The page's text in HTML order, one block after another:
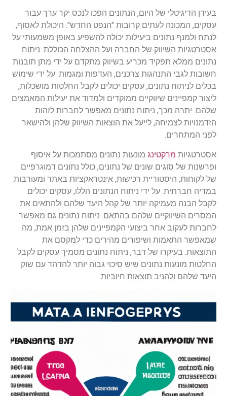
בעידן הדיגיטלי של היום, הנתונים הפכו לנכס יקר ערך עבור
עסקים, המכונה לעתים קרובות "הנפט החדש". היכולת לאסוף,
לנתח ולמנף נתונים ביעילות יכולה להשפיע באופן משמעותי על
אסטרטגיות השיווק של החברה ועל ההצלחה הכוללת. ניתוח
נתונים ממלא תפקיד מכריע בשיווק מתקדם על ידי מתן תובנות
חשובות לגבי התנהגות צרכנים, העדפות ומגמות. על ידי שימוש
בכלים לניתוח נתונים, עסקים יכולים לקבל החלטות מושכלות,
ליצור קמפיינים שיווקיים ממוקדים ולמדוד את יעילות המאמצים
שלהם. יתרה מכך, ניתוח נתונים מאפשר לחברות לזהות
הזדמנויות לצמיחה, לייעל את הוצאות השיווק שלהן ולהישאר
לפני המתחרים.
אסטרטגיות מרקטינג מונעות נתונים מסתמכות על איסוף
ופרשנות של סוגים שונים של נתונים, כולל נתונים דמוגרפיים
של לקוחות, היסטוריית רכישות, אינטראקציות באתר ומעורבות
במדיה חברתית. על ידי ניתוח הנתונים הללו, עסקים יכולים
לקבל הבנה מעמיקה יותר של קהל היעד שלהם ולהתאים את
המסרים השיווקיים שלהם בהתאם. ניתוח נתונים גם מאפשר
לחברות לעקוב אחר ביצועי הקמפיינים שלהן בזמן אמת, מה
שמאפשר התאמות ושיפורים מהירים כדי למקסם את
התוצאות. בעיקרו של דבר, ניתוח נתונים מסמיך עסקים לקבל
החלטות מונעות נתונים שיש סיכוי גבוה יותר להדהד עם שוק
היעד שלהם ולהניב תוצאות חיוביות.